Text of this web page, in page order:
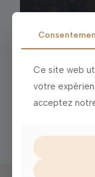
2 août 2026
Le
MARDI
Ce site web
votre
acceptez